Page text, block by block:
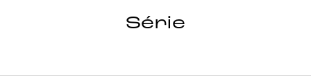
Série